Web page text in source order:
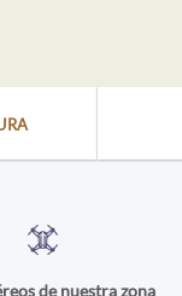
de nuestra zona